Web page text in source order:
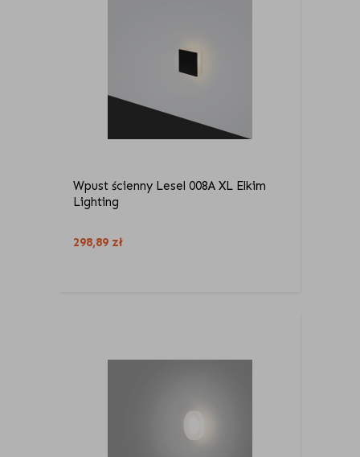
Wpust ścienny Lesel 008A XL Elkim
Lighting
298,89 zł